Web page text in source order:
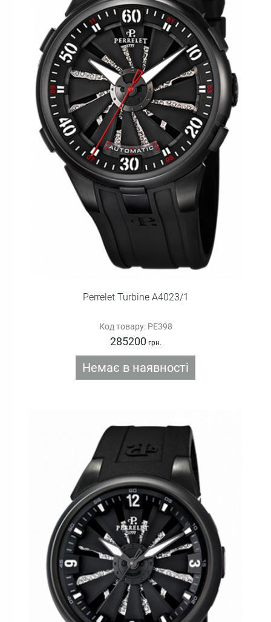
Perrelet Turbine A4023/1
Код товару: PE398
285200 грн.
Немає в наявності